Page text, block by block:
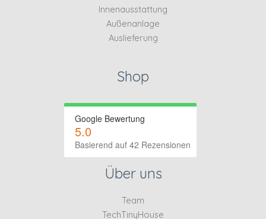
Innenausstattung
Außenanlage
Auslieferung
Shop
Google Bewertung
5.0
Basierend auf 42 Rezensionen
Über uns
Team
TechTinyHouse